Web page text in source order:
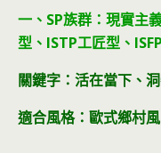
一、SP族群：現實主
型、ISTP工匠型、
關鍵字：活在當下、洞
適合風格：歐式鄉村風